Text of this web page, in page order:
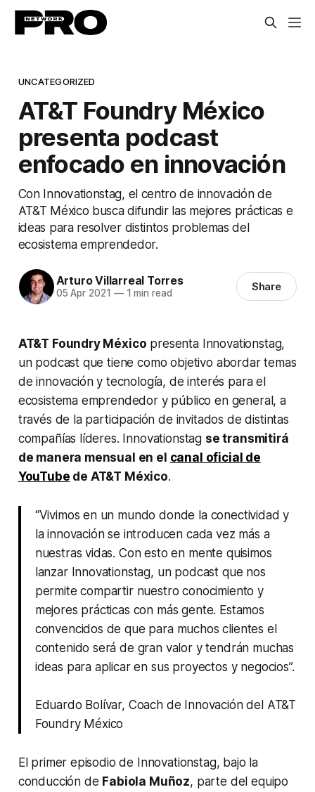
UNCATEGORIZED
AT&T Foundry México
presenta podcast
enfocado en innovación
Con Innovationstag, el centro de innovación de
AT&T México busca difundir las mejores prácticas e
ideas para resolver distintos problemas del
ecosistema emprendedor.
Arturo Villarreal Torres
05 Apr 2021 —1 min read Share
AT&T Foundry México presenta Innovationstag,
un podcast que tiene como objetivo abordar temas
de innovación y tecnología, de interés para el
ecosistema emprendedor y público en general, a
través de la participación de invitados de distintas
compañías líderes. Innovationstag se transmitirá
de manera mensual en el canal oficial de
YouTube de AT&T México.
“Vivimos en un mundo donde la conectividad y
la innovación se introducen cada vez más a
nuestras vidas. Con esto en mente quisimos
lanzar Innovationstag, un podcast que nos
permite compartir nuestro conocimiento y
mejores prácticas con más gente. Estamos
convencidos de que para muchos clientes el
contenido será de gran valor y tendrán muchas
ideas para aplicar en sus proyectos y negocios”.
Eduardo Bolívar, Coach de Innovación del AT&T
Foundry México
El primer episodio de Innovationstag, bajo la
conducción de Fabiola Muñoz, parte del equipo